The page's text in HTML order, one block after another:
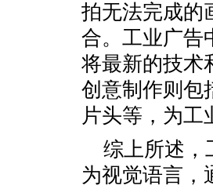
拍无法完成的
合。工业广告
将最新的技术
创意制作则包
片头等，为工
综上所述，
为视觉语言，